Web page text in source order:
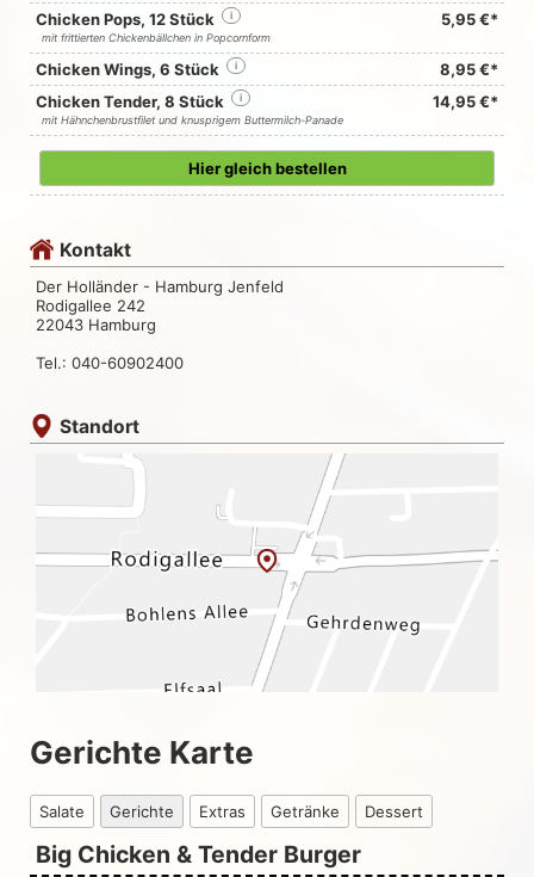
Chicken Pops, 12 Stück i 5,95 €*
mit frittierten Chickenbällchen in Popcornform
Chicken Wings, 6 Stück i
8,95 €*
Chicken Tender, 8 Stück
i 14,95 €*
mit Hähnchenbrustfilet und knusprigem Buttermilch-Panade
Hier gleich bestellen
Kontakt
Der Holländer - Hamburg Jenfeld
Rodigallee 242
22043 Hamburg
Tel.: 040-60902400
Standort
Gerichte Karte
Salate Gerichte Extras Getränke Dessert
Big Chicken & Tender Burger